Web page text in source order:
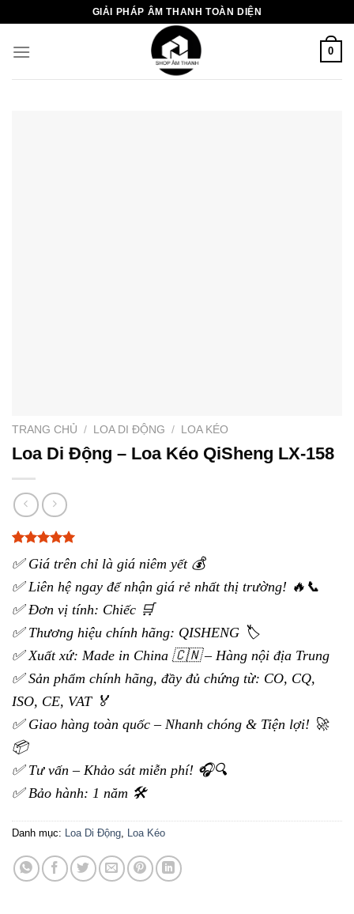
nội
GIẢI PHÁP ÂM THANH TOÀN DIỆN
0
TRANG CHỦ / LOA DI ĐỘNG / LOA KÉO
Loa Di Động – Loa Kéo QiSheng LX-158
5.00
trên 5
dựa trên
đánh giá
✅ Giá trên chỉ là giá niêm yết 💰
✅ Liên hệ ngay để nhận giá rẻ nhất thị trường! 🔥📞
✅ Đơn vị tính: Chiếc 🛒
✅ Thương hiệu chính hãng: QISHENG 🏷️
✅ Xuất xứ: Made in China 🇨🇳 – Hàng nội địa Trung
✅ Sản phẩm chính hãng, đầy đủ chứng từ: CO, CQ,
ISO, CE, VAT 🏅
✅ Giao hàng toàn quốc – Nhanh chóng & Tiện lợi! 🚀
📦
✅ Tư vấn – Khảo sát miễn phí! 🎧🔍
✅ Bảo hành: 1 năm 🛠️
Danh mục: Loa Di Động, Loa Kéo